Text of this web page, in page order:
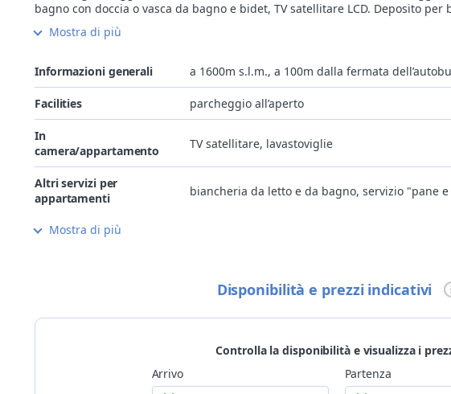
bagno con doccia o vasca da bagno e bidet, TV satellitare LCD. Deposito per
e un ampio parcheggio privato fanno anche parte dell’offerta.
Inoltre su richiesta il residence offre servizio di pane fresco al mattino per
Mostra di più
Informazioni generali a 1600m s.l.m., a 100m dalla fermata
Facilities parcheggio all’aperto
In
camera/appartamento
TV satellitare, lavastoviglie
Altri servizi per
appartamenti
biancheria da letto e da bagno, servizio "pane
Bambini
deposito biciclette
di fondo raggiungibili a piedi (100m)
Alcuni servizi potrebbero essere solo su
servizio pane e latte = recapito al mattino di
Mostra di più
Disponibilità e prezzi indicativi
Controlla la disponibilità e visualizza i
Arrivo
Partenza